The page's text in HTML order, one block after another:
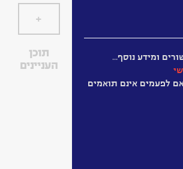
+
תוכן
העניינים
ומידע נוסף…
לפעמים אינם תואמים